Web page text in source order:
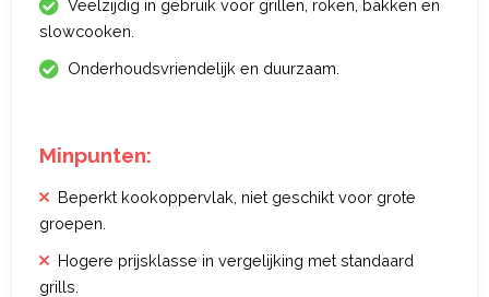
Veelzijdig in gebruik voor grillen, roken, bakken en
slowcooken.
Onderhoudsvriendelijk en duurzaam.
Minpunten:
Beperkt kookoppervlak, niet geschikt voor grote
groepen.
Hogere prijsklasse in vergelijking met standaard
grills.